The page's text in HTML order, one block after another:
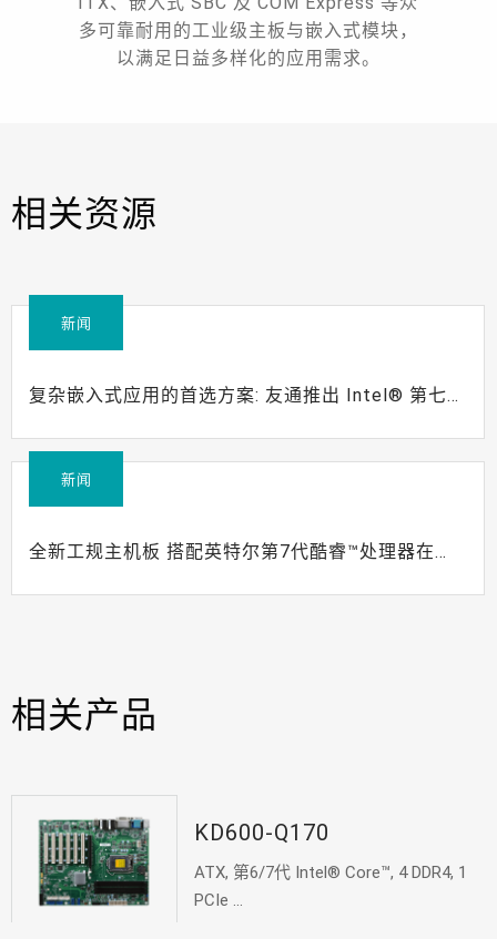
多可靠耐用的工业级主板与嵌入式模块，
以满足日益多样化的应用需求。
相关资源
新闻
复杂嵌入式应用的首选方案: 友通推出 Intel® 第七代
新闻
全新工规主机板 搭配英特尔第7代酷睿™处理器在
相关产品
KD600-Q170
ATX, 第6/7代 Intel® Core™, 4 DDR4, 1
PCIe ...